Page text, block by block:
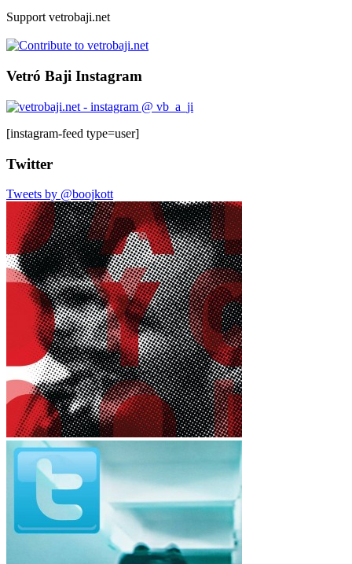
Support vetrobaji.net
Vetró Baji Instagram
[instagram-feed type=user]
Twitter
Tweets by @boojkott